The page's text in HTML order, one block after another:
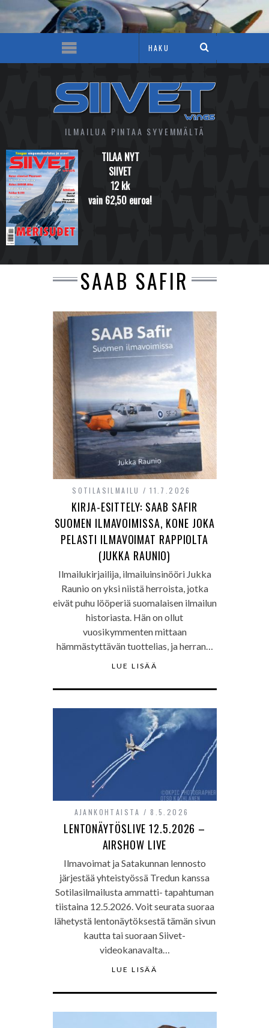
ILMAILUA PINTAA SYVEMMÄLTÄ
TILAA NYT
SIIVET
12 kk
vain 62,50 euroa!
SAAB SAFIR
SOTILASILMAILU 11.7.2026
KIRJA-ESITTELY: SAAB SAFIR
SUOMEN ILMAVOIMISSA, KONE JOKA
PELASTI ILMAVOIMAT RAPPIOLTA
(JUKKA RAUNIO)
Ilmailukirjailija, ilmailuinsinööri Jukka
Raunio on yksi niistä herroista, jotka
eivät puhu lööperiä suomalaisen ilmailun
historiasta. Hän on ollut
vuosikymmenten mittaan
hämmästyttävän tuottelias, ja herran…
LUE LISÄÄ
AJANKOHTAISTA 8.5.2026
LENTONÄYTÖSLIVE 12.5.2026 –
AIRSHOW LIVE
Ilmavoimat ja Satakunnan lennosto
järjestää yhteistyössä Tredun kanssa
Sotilasilmailusta ammatti- tapahtuman
tiistaina 12.5.2026. Voit seurata suoraa
lähetystä lentonäytöksestä tämän sivun
kautta tai suoraan Siivet-
videokanavalta…
LUE LISÄÄ